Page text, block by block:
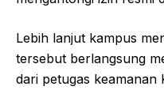
Lebih lanjut kampus
tersebut berlangsung
dari petugas keamanan